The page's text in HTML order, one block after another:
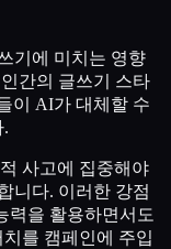
기에 미치는 영향
간의 글쓰기 스타
이 AI가 대체할 수
.
사고에 집중해야
니다. 이러한 강점
력을 활용하면서도
를 캠페인에 주입